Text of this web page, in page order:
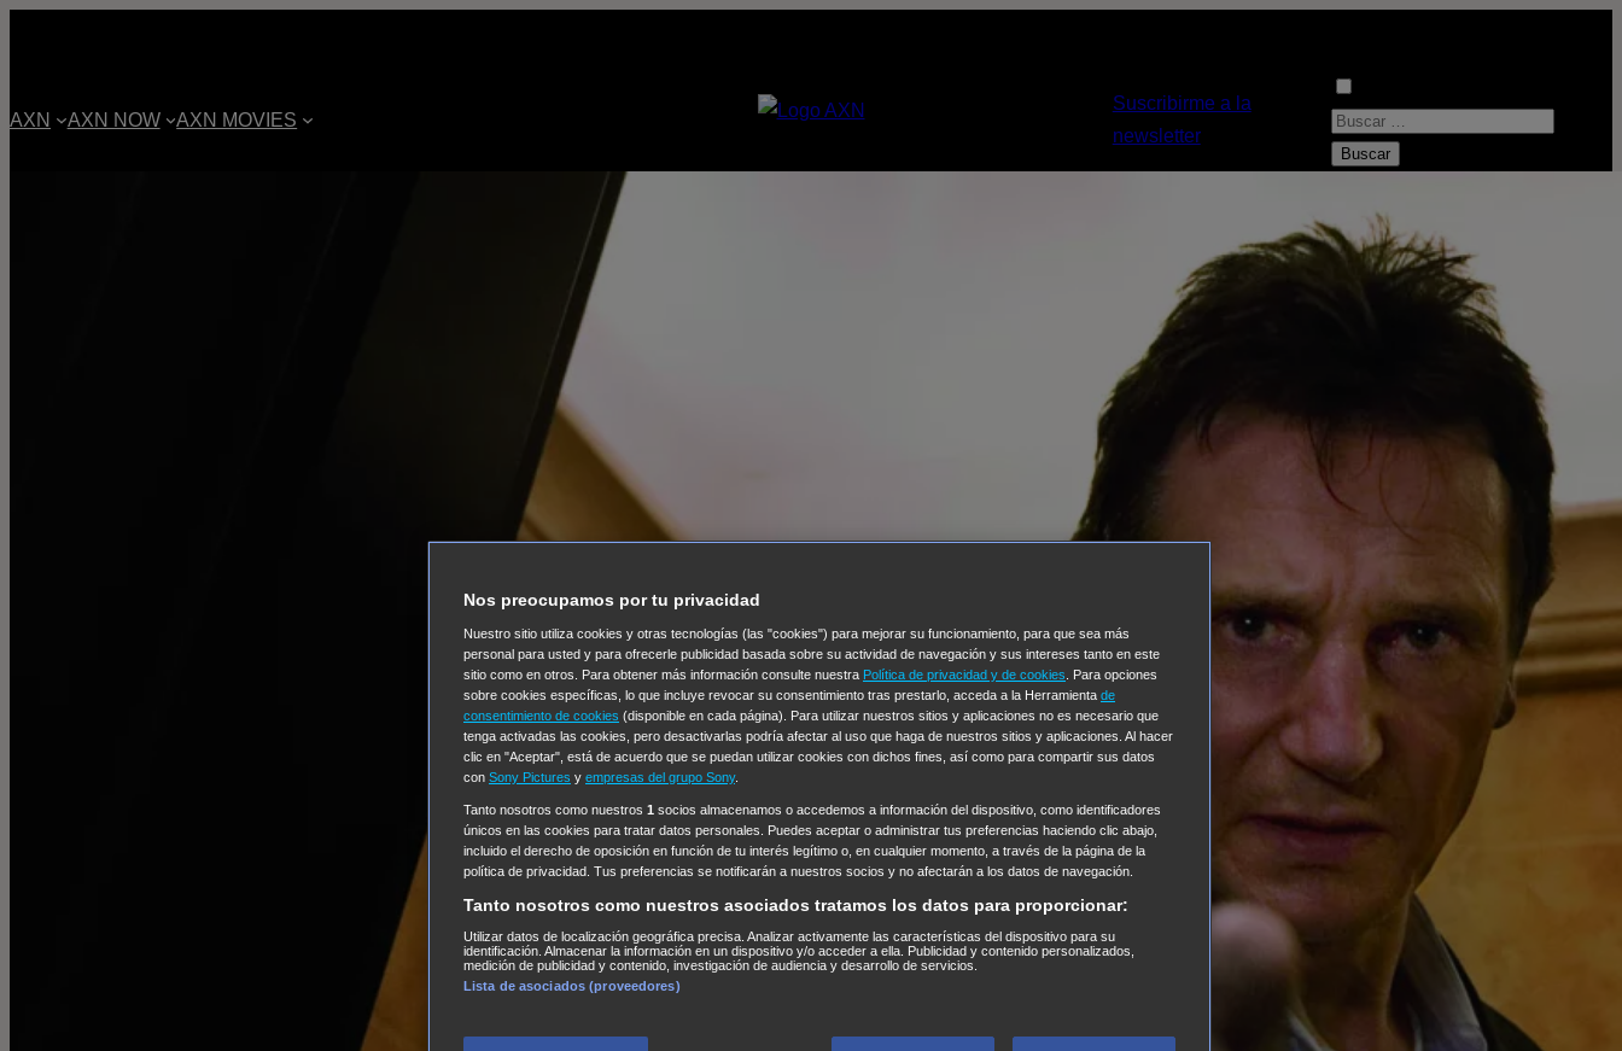
AXN AXN NOW AXN MOVIES
Suscribirme a la
newsletter
B
a
Nos preocupamos por tu privacidad
Nuestro sitio utiliza cookies y otras tecnologías (las "cookies") para mejorar su funcionamiento, para que sea más
personal para usted y para ofrecerle publicidad basada sobre su actividad de navegación y sus intereses tanto en este
sitio como en otros. Para obtener más información consulte nuestra Política de privacidad y de cookies . Para opciones
sobre cookies específicas, lo que incluye revocar su consentimiento tras prestarlo, acceda a la Herramienta de
consentimiento de cookies (disponible en cada página). Para utilizar nuestros sitios y aplicaciones no es necesario que
tenga activadas las cookies, pero desactivarlas podría afectar al uso que haga de nuestros sitios y aplicaciones. Al hacer
clic en "Aceptar", está de acuerdo que se puedan utilizar cookies con dichos fines, así como para compartir sus datos
con Sony Pictures y empresas del grupo Sony.
Tanto nosotros como nuestros 1 socios almacenamos o accedemos a información del dispositivo, como identificadores
únicos en las cookies para tratar datos personales. Puedes aceptar o administrar tus preferencias haciendo clic abajo,
incluido el derecho de oposición en función de tu interés legítimo o, en cualquier momento, a través de la página de la
política de privacidad. Tus preferencias se notificarán a nuestros socios y no afectarán a los datos de navegación.
Tanto nosotros como nuestros asociados tratamos los datos para proporcionar:
Utilizar datos de localización geográfica precisa. Analizar activamente las características del dispositivo para su
identificación. Almacenar la información en un dispositivo y/o acceder a ella. Publicidad y contenido personalizados,
medición de publicidad y contenido, investigación de audiencia y desarrollo de servicios.
Lista de asociados (proveedores)